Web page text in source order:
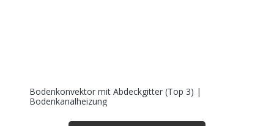
Bodenkonvektor mit Abdeckgitter (Top 3) |
Bodenkanalheizung